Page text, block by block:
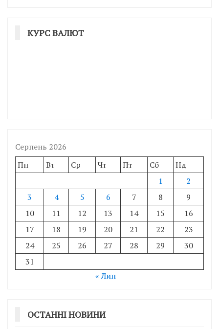
КУРС ВАЛЮТ
Серпень 2026
Пн
Вт Ср Чт Пт Сб
Нд
1
2
3
4 5 6 7 8
9
10
11 12 13 14 15
16
17
18 19 20 21 22
23
24
25 26 27 28 29
30
31
« Лип
ОСТАННІ НОВИНИ